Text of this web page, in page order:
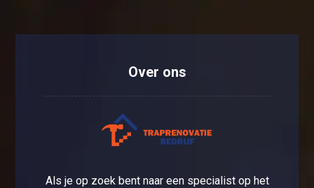
Over ons
Als je op zoek bent naar een specialist op het